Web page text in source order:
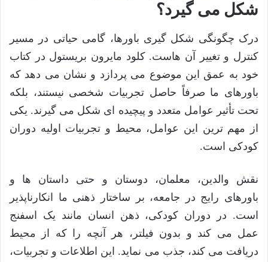
شکل می گیرد؟
درک چگونگی شکل گیری باورها، گامی حیاتی در مسیر
کنترل و تغییر آن هاست. کلود مایرون بریستول در کتاب
خود به عمق این موضوع می پردازد و نشان می دهد که
باورهای ما صرفاً حاصل تجربیات شخصی نیستند، بلکه
تحت تأثیر عوامل متعدد و پیچیده ای شکل می گیرند. یکی
از مهم ترین این عوامل، محیط و تجربیات اولیه دوران
کودکی است.
نقش والدین، معلمان، دوستان و حتی داستان ها و
باورهای رایج در جامعه، بر ساختار ذهنی ما انکارناپذیر
است. در دوران کودکی، ذهن انسان مانند یک اسفنج
عمل می کند و بدون فیلتر، هر آنچه را که از محیط
دریافت می کند، جذب می نماید. این اطلاعات و تجربیات،